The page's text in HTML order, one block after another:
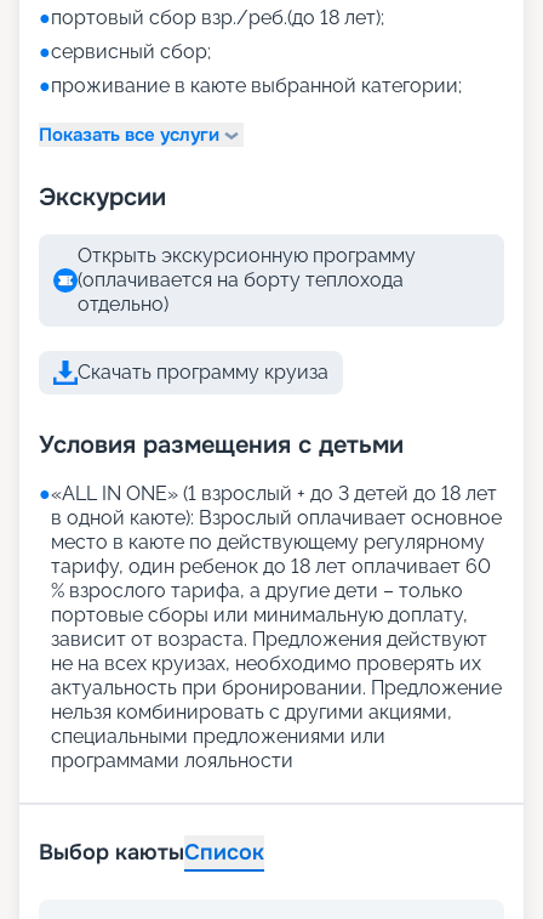
●портовый сбор взр./реб.(до 18 лет);
●сервисный сбор;
●проживание в каюте выбранной категории;
Показать все услуги
Экскурсии
Открыть экскурсионную программу
(оплачивается на борту теплохода
отдельно)
Скачать программу круиза
Условия размещения с детьми
●«АLL IN ONE» (1 взрослый + до 3 детей до 18 лет
в одной каюте): Взрослый оплачивает основное
место в каюте по действующему регулярному
тарифу, один ребенок до 18 лет оплачивает 60
% взрослого тарифа, а другие дети – только
портовые сборы или минимальную доплату,
зависит от возраста. Предложения действуют
не на всех круизах, необходимо проверять их
актуальность при бронировании. Предложение
нельзя комбинировать с другими акциями,
специальными предложениями или
программами лояльности
Выбор каютыСписок